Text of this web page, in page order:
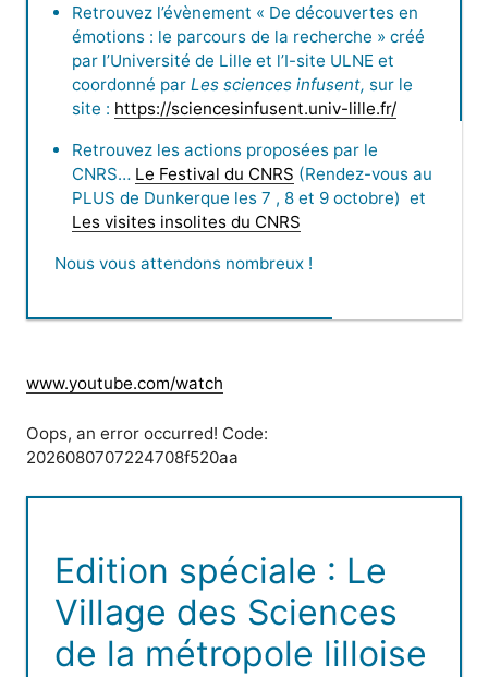
Retrouvez l’évènement « De découvertes en
émotions : le parcours de la recherche » créé
par l’Université de Lille et l’I-site ULNE et
coordonné par Les sciences infusent, sur le
site : https://sciencesinfusent.univ-lille.fr/
Retrouvez les actions proposées par le
CNRS… Le Festival du CNRS (Rendez-vous au
PLUS de Dunkerque les 7 , 8 et 9 octobre) et
Les visites insolites du CNRS
Nous vous attendons nombreux !
www.youtube.com/watch
Oops, an error occurred! Code:
2026080707224708f520aa
Edition spéciale : Le
Village des Sciences
de la métropole lilloise